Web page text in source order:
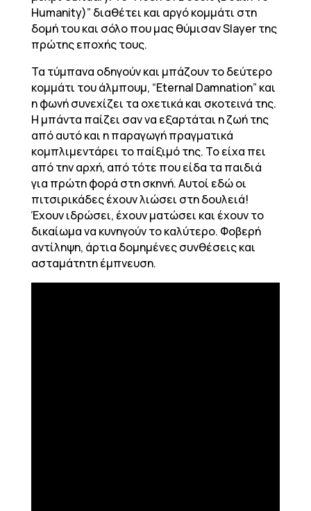
Humanity)” διαθέτει και αργό κομμάτι στη
δομή του και σόλο που μας θύμισαν Slayer της
πρώτης εποχής τους.
Τα τύμπανα οδηγούν και μπάζουν το δεύτερο
κομμάτι του άλμπουμ, “Eternal Damnation” και
η φωνή συνεχίζει τα οχετικά και σκοτεινά της.
Η μπάντα παίζει σαν να εξαρτάται η ζωή της
από αυτό και η παραγωγή πραγματικά
κομπλιμεντάρει το παίξιμό της. Το είχα πει
από την αρχή, από τότε που είδα τα παιδιά
για πρώτη φορά στη σκηνή. Αυτοί εδώ οι
πιτσιρικάδες έχουν λιώσει στη δουλειά!
Έχουν ιδρώσει, έχουν ματώσει και έχουν το
δικαίωμα να κυνηγούν το καλύτερο. Φοβερή
αντίληψη, άρτια δομημένες συνθέσεις και
ασταμάτητη έμπνευση.